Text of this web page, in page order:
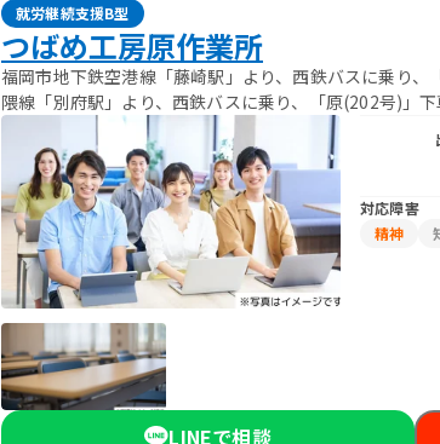
就労継続支援B型
つばめ工房原作業所
福岡市地下鉄空港線「藤崎駅」より、西鉄バスに乗り
隈線「別府駅」より、西鉄バスに乗り、「原(202号)」
対応障害
精神
LINEで相談